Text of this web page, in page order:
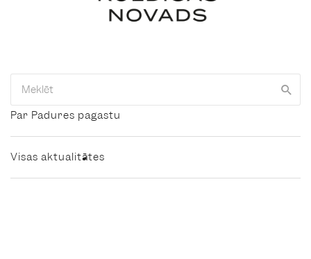
Par Padures pagastu
Visas aktualitātes